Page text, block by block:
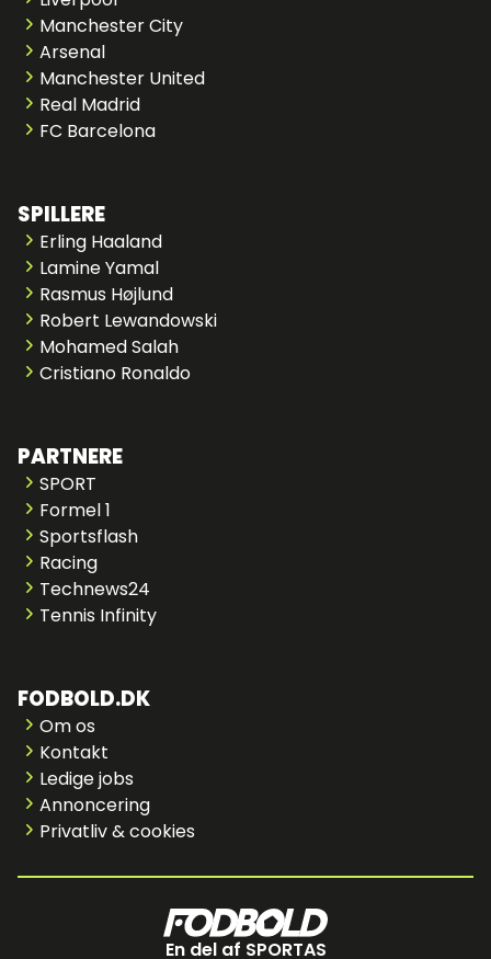
Manchester City
Arsenal
Manchester United
Real Madrid
FC Barcelona
SPILLERE
Erling Haaland
Lamine Yamal
Rasmus Højlund
Robert Lewandowski
Mohamed Salah
Cristiano Ronaldo
PARTNERE
SPORT
Formel 1
Sportsflash
Racing
Technews24
Tennis Infinity
FODBOLD.DK
Om os
Kontakt
Ledige jobs
Annoncering
Privatliv & cookies
En del af SPORTAS